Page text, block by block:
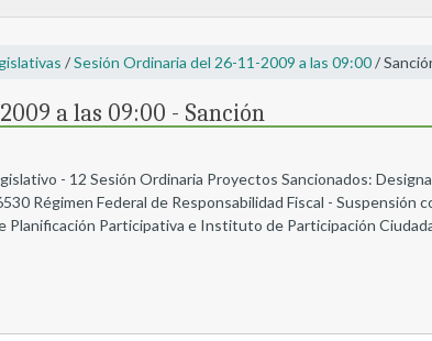
/Sesión Ordinaria del 26-11-2009 a las 09:00/
a las 09:00 - Sanción
- 12 Sesión Ordinaria Proyectos Sancionados:
Régimen Federal de Responsabilidad Fiscal -
Participativa e Instituto de Participación